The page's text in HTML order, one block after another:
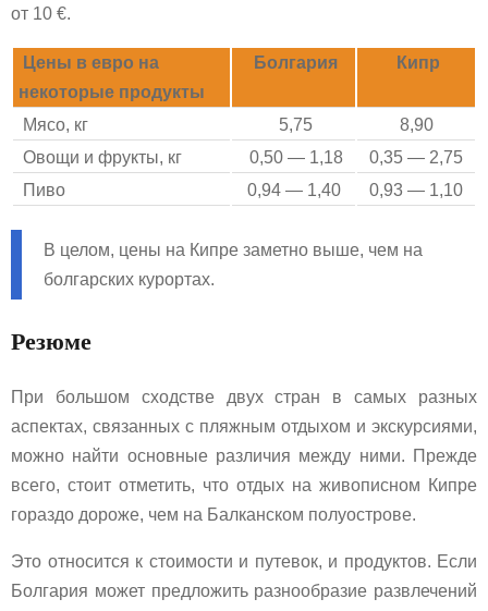
от 10 €.
Цены в евро на
некоторые продукты
Болгария Кипр
Мясо, кг 5,75
8,90
Овощи и фрукты, кг
0,50 — 1,18
0,35 — 2,75
Пиво
0,94 — 1,40 0,93 — 1,10
В целом, цены на Кипре заметно выше, чем на
болгарских курортах.
Резюме
При большом сходстве двух стран в самых разных
аспектах, связанных с пляжным отдыхом и экскурсиями,
можно найти основные различия между ними. Прежде
всего, стоит отметить, что отдых на живописном Кипре
гораздо дороже, чем на Балканском полуострове.
Это относится к стоимости и путевок, и продуктов. Если
Болгария может предложить разнообразие развлечений